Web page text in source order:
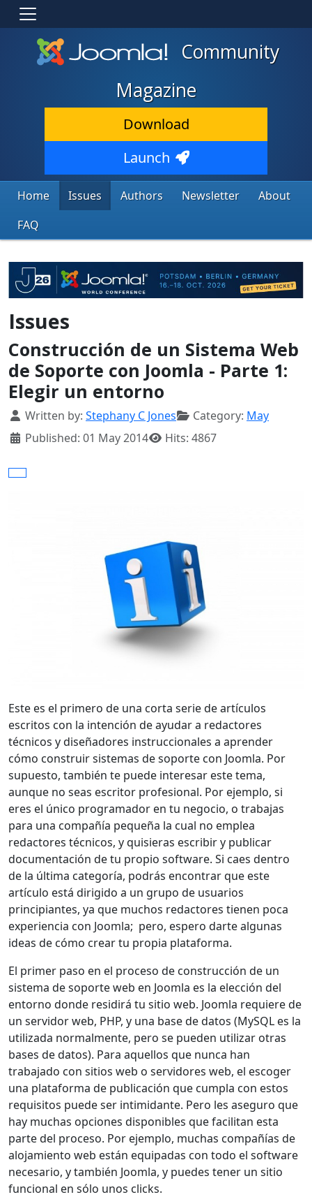
Community
Magazine
Download
Launch
Home Issues Authors Newsletter
About
FAQ
Issues
Construcción de un Sistema Web
de Soporte con Joomla - Parte 1:
Elegir un entorno
Details
Written by: Stephany C Jones Category: May
Published: 01 May 2014
Hits: 4867
Este es el primero de una corta serie de artículos
escritos con la intención de ayudar a redactores
técnicos y diseñadores instruccionales a aprender
cómo construir sistemas de soporte con Joomla. Por
supuesto, también te puede interesar este tema,
aunque no seas escritor profesional. Por ejemplo, si
eres el único programador en tu negocio, o trabajas
para una compañía pequeña la cual no emplea
redactores técnicos, y quisieras escribir y publicar
documentación de tu propio software. Si caes dentro
de la última categoría, podrás encontrar que este
artículo está dirigido a un grupo de usuarios
principiantes, ya que muchos redactores tienen poca
experiencia con Joomla; pero, espero darte algunas
ideas de cómo crear tu propia plataforma.
El primer paso en el proceso de construcción de un
sistema de soporte web en Joomla es la elección del
entorno donde residirá tu sitio web. Joomla requiere de
un servidor web, PHP, y una base de datos (MySQL es la
utilizada normalmente, pero se pueden utilizar otras
bases de datos). Para aquellos que nunca han
trabajado con sitios web o servidores web, el escoger
una plataforma de publicación que cumpla con estos
requisitos puede ser intimidante. Pero les aseguro que
hay muchas opciones disponibles que facilitan esta
parte del proceso. Por ejemplo, muchas compañías de
alojamiento web están equipadas con todo el software
necesario, y también Joomla, y puedes tener un sitio
funcional en sólo unos clicks.